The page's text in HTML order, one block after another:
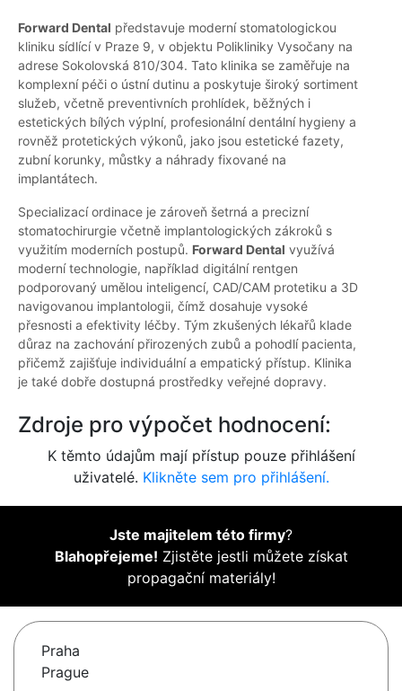
Forward Dental představuje moderní stomatologickou
kliniku sídlící v Praze 9, v objektu Polikliniky Vysočany na
adrese Sokolovská 810/304. Tato klinika se zaměřuje na
komplexní péči o ústní dutinu a poskytuje široký sortiment
služeb, včetně preventivních prohlídek, běžných i
estetických bílých výplní, profesionální dentální hygieny a
rovněž protetických výkonů, jako jsou estetické fazety,
zubní korunky, můstky a náhrady fixované na
implantátech.
Specializací ordinace je zároveň šetrná a precizní
stomatochirurgie včetně implantologických zákroků s
využitím moderních postupů. Forward Dental využívá
moderní technologie, například digitální rentgen
podporovaný umělou inteligencí, CAD/CAM protetiku a 3D
navigovanou implantologii, čímž dosahuje vysoké
přesnosti a efektivity léčby. Tým zkušených lékařů klade
důraz na zachování přirozených zubů a pohodlí pacienta,
přičemž zajišťuje individuální a empatický přístup. Klinika
je také dobře dostupná prostředky veřejné dopravy.
Zdroje pro výpočet hodnocení:
K těmto údajům mají přístup pouze přihlášení
uživatelé. Klikněte sem pro přihlášení.
Jste majitelem této firmy?
Blahopřejeme! Zjistěte jestli můžete získat
propagační materiály!
Praha
Prague